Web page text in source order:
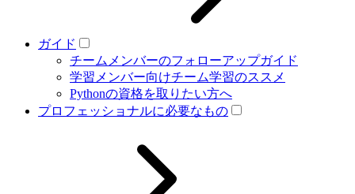
ガイド
チームメンバーのフォローアップガイド
学習メンバー向けチーム学習のススメ
Pythonの資格を取りたい方へ
プロフェッショナルに必要なもの